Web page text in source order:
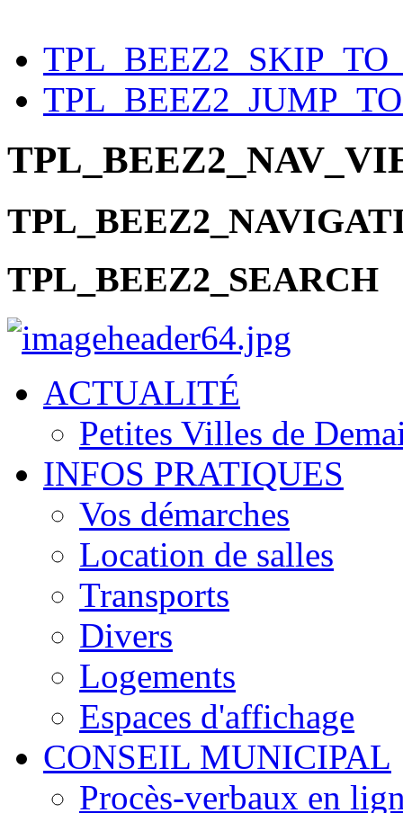
TPL_BEEZ2_SEARCH
ACTUALITÉ
Petites Villes de
INFOS PRATIQUES
Vos démarches
Location de salles
Transports
Divers
Logements
Espaces d'affichage
CONSEIL MUNICIPAL
Procès-verbaux en